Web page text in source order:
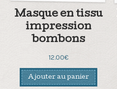
Masque en tissu
impression
bombons
12.00€
Ajouter au panier